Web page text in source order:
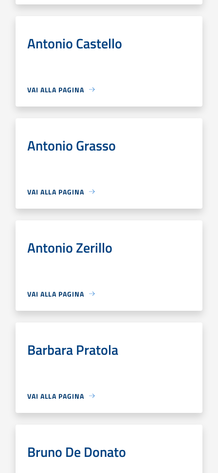
Antonio Castello
VAI ALLA PAGINA
Antonio Grasso
VAI ALLA PAGINA
Antonio Zerillo
VAI ALLA PAGINA
Barbara Pratola
VAI ALLA PAGINA
Bruno De Donato